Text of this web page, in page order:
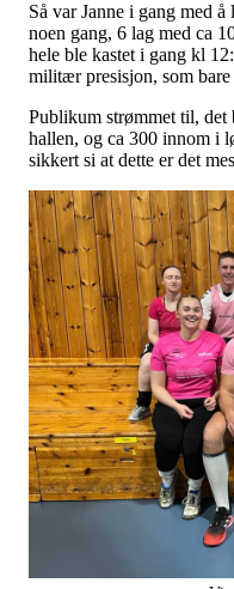
Så var Janne i gang med å
noen gang, 6 lag med ca
hele ble kastet i gang kl
militær presisjon, som
Publikum strømmet til, det
hallen, og ca 300 innom i
sikkert si at dette er det